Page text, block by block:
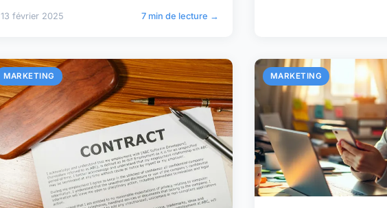
13 février 2025 7 min de lecture →
MARKETING MARKETING